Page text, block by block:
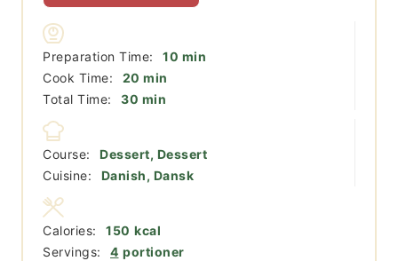
Preparation Time: 10 minutter
min
Cook Time:
20 minutter
min
Total Time:
30 minutter
min
Course:
Dessert, Dessert
Cuisine:
Danish, Dansk
Servings: 4 portioner
Calories: 150 kcal